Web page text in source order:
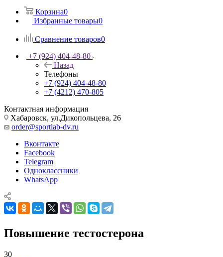
Корзина0
Избранные товары0
Сравнение товаров0
+7 (924) 404-48-80
Назад
Телефоны
+7 (924) 404-48-80
+7 (4212) 470-805
Контактная информация
Хабаровск, ул.Дикопольцева, 26
order@sportlab-dv.ru
Вконтакте
Facebook
Telegram
Одноклассники
WhatsApp
Повышение тестостерона
30